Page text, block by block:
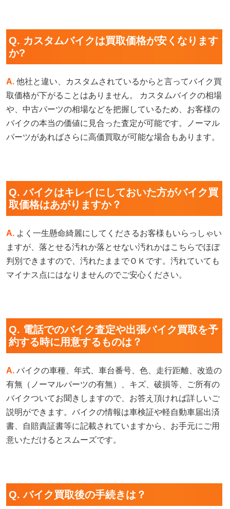
Q. カスタムバイクは買取価格が安くなります
か?
A. 他社と違い、カスタムされているからと言ってバイク買
取価格が下がることはありません。 カスタムバイクの相場
や、中古パーツの相場などを把握しているため、お客様の
バイクの本当の価値に見合った査定が可能です。ノーマル
パーツがあればさらに高価買取が可能な場合もあります。
Q. バイクはキレイにしておいた方がバイク買
取価格はあがりますか？
A. よく一生懸命綺麗にしてくださるお客様もいらっしゃい
ますが、落とせる汚れか落とせない汚れかはこちらでほぼ
判別できますので、汚れたままでＯＫです。汚れていても
マイナス点にはなりませんのでご安心ください。
Q. 電話でのバイク査定や出張バイク買取を予
約する時に用意するものは？
A. バイクの車種、年式、車台番号、色、走行距離、改造の
有無（ノーマルパーツの有無）、キズ、破損等、ご所有の
バイクついてお聞きしますので、お答え頂ければ詳しいご
説明ができます。バイクの情報は車検証や軽自動車届出済
書、自賠責証書等に記載されていますから、お手元にご用
意いただけるとスムーズです。
Q. バイク買取後の手続きは？